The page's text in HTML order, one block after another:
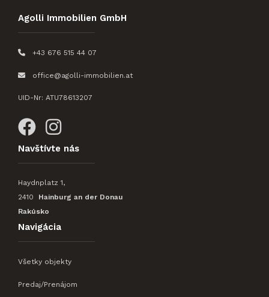
Agolli Immobilien GmbH
 +43 676 515 44 07
 office@agolli-immobilien.at
UID-Nr: ATU78613207
 
Navštívte nás
Haydnplatz 1,
2410 Hainburg an der Donau
Rakúsko
Navigácia
Všetky objekty
Predaj/Prenájom